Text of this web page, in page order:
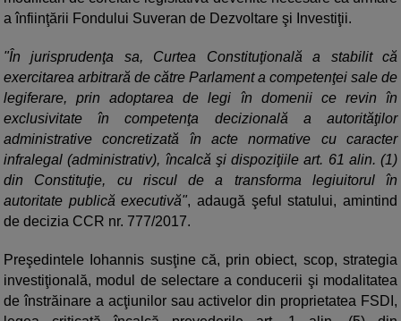
a înfiinţării Fondului Suveran de Dezvoltare şi Investiţii.
"În jurisprudenţa sa, Curtea Constituţională a stabilit că
exercitarea arbitrară de către Parlament a competenţei sale de
legiferare, prin adoptarea de legi în domenii ce revin în
exclusivitate în competenţa decizională a autorităţilor
administrative concretizată în acte normative cu caracter
infralegal (administrativ), încalcă şi dispoziţiile art. 61 alin. (1)
din Constituţie, cu riscul de a transforma legiuitorul în
autoritate publică executivă", adaugă şeful statului, amintind
de decizia CCR nr. 777/2017.
Preşedintele Iohannis susţine că, prin obiect, scop, strategia
investiţională, modul de selectare a conducerii şi modalitatea
de înstrăinare a acţiunilor sau activelor din proprietatea FSDI,